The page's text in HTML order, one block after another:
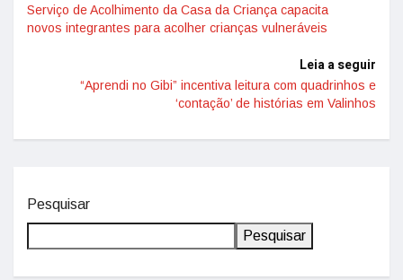
Serviço de Acolhimento da Casa da Criança capacita
novos integrantes para acolher crianças vulneráveis
Leia a seguir
“Aprendi no Gibi” incentiva leitura com quadrinhos e
‘contação’ de histórias em Valinhos
Pesquisar
Pesquisar